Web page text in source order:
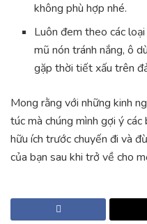
không phù hợp nhé.
Luôn đem theo các
mũ nón tránh nắng, ô
gặp thời tiết xấu trên
Mong rằng với những kinh
túc mà chúng mình gợi ý
hữu ích trước chuyến đi và
của bạn sau khi trở về cho